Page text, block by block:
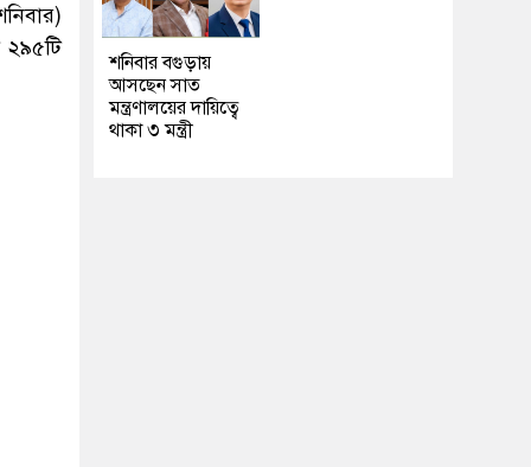
শনিবার বগুড়ায়
আসছেন সাত
মন্ত্রণালয়ের দায়িত্বে
থাকা ৩ মন্ত্রী